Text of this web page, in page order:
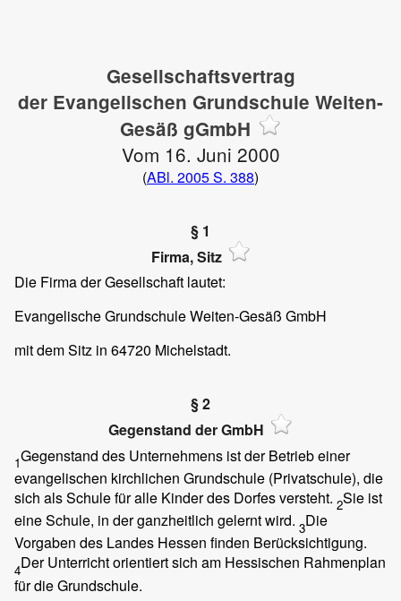
Gesellschaftsvertrag
der Evangelischen Grundschule Weiten-
Gesäß gGmbH
Vom 16. Juni 2000
(ABl. 2005 S. 388)
§ 1
Firma, Sitz
Die Firma der Gesellschaft lautet:
Evangelische Grundschule Weiten-Gesäß GmbH
mit dem Sitz in 64720 Michelstadt.
§ 2
Gegenstand der GmbH
1Gegenstand des Unternehmens ist der Betrieb einer
evangelischen kirchlichen Grundschule (Privatschule), die
sich als Schule für alle Kinder des Dorfes versteht. 2Sie ist
eine Schule, in der ganzheitlich gelernt wird. 3Die
Vorgaben des Landes Hessen finden Berücksichtigung.
4Der Unterricht orientiert sich am Hessischen Rahmenplan
für die Grundschule.